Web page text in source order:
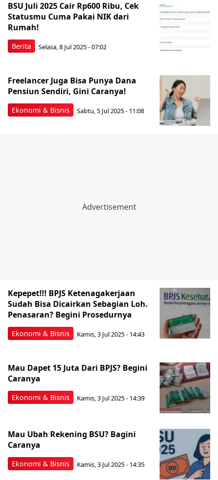
Berita
BSU Juli 2025 Cair Rp600 Ribu, Cek
Statusmu Cuma Pakai NIK dari
Rumah!
Selasa, 8 Jul 2025 - 07:02
Ekonomi & Bisnis
Freelancer Juga Bisa Punya Dana
Pensiun Sendiri, Gini Caranya!
Sabtu, 5 Jul 2025 - 11:08
Ekonomi & Bisnis
Kepepet!!! BPJS Ketenagakerjaan
Sudah Bisa Dicairkan Sebagian Loh.
Penasaran? Begini Prosedurnya
Kamis, 3 Jul 2025 - 14:43
Ekonomi & Bisnis
Mau Dapet 15 Juta Dari BPJS? Begini
Caranya
Kamis, 3 Jul 2025 - 14:39
Ekonomi & Bisnis
Mau Ubah Rekening BSU? Bagini
Caranya
Kamis, 3 Jul 2025 - 14:35